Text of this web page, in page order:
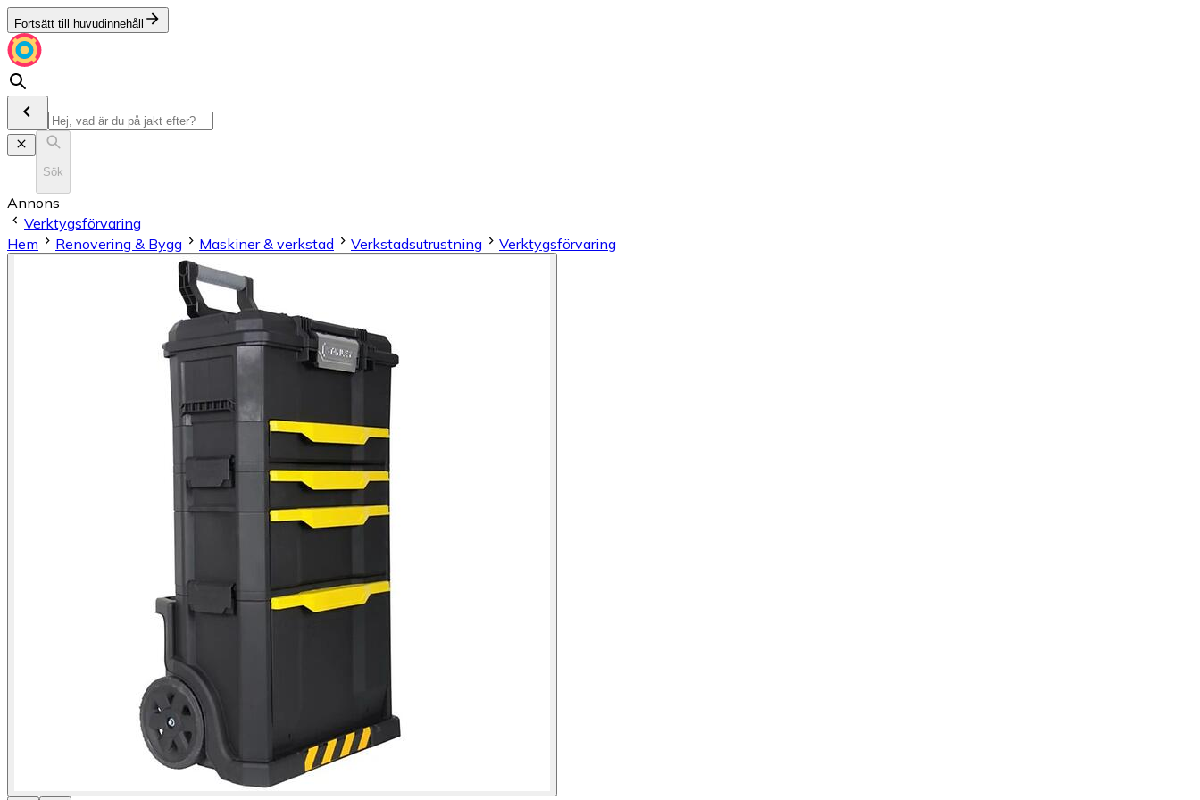
Fortsätt till huvudinnehåll
Sök
Annons
Verktygsförvaring
Hem
Renovering & Bygg Maskiner & verkstad Verkstadsutrustning Verktygsförvaring